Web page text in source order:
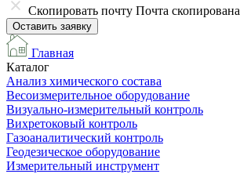
Скопировать почту Почта скопирована
Оставить заявку
Главная
Каталог
Анализ химического состава
Весоизмерительное оборудование
Визуально-измерительный контроль
Вихретоковый контроль
Газоаналитический контроль
Геодезическое оборудование
Измерительный инструмент